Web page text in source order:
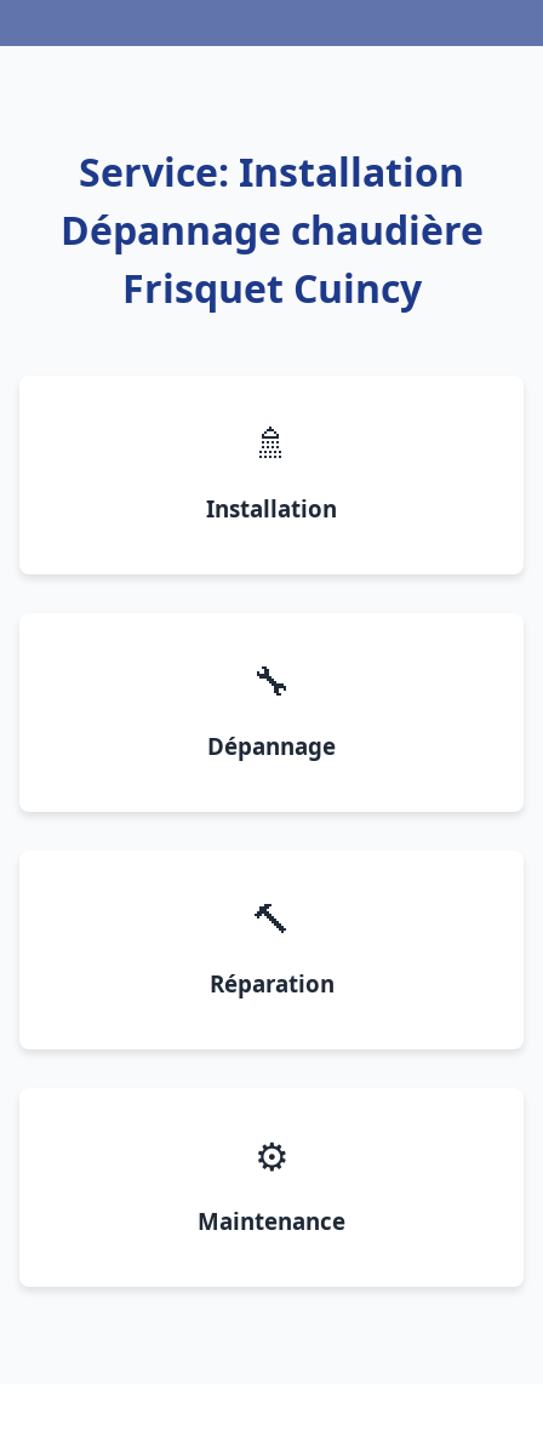
Service: Installation
Dépannage chaudière
Frisquet Cuincy
🚿
Installation
🔧
Dépannage
🔨
Réparation
⚙️
Maintenance